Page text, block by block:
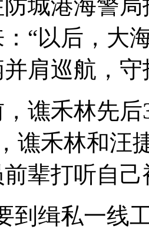
港海警局
“以后，大
肩巡航，守
禾林先后3
谯禾林和汪
辈打听自
缉私一线工